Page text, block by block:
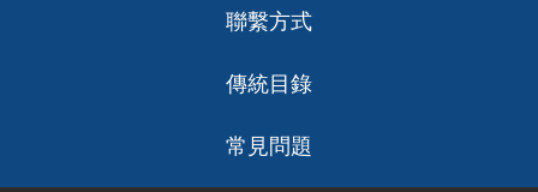
聯繫方式
傳統目錄
常見問題